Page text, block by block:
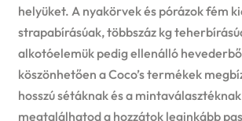
helyüket. A nyakörvek és pórázok fém
strapabírásúak, többszáz kg
alkotóelemük pedig ellenálló
köszönhetően a Coco’s termékek
hosszú sétáknak és a
megtalálhatod a hozzátok leginkább